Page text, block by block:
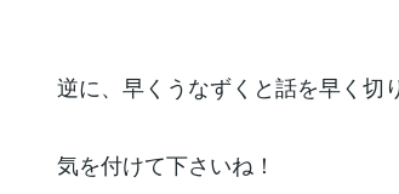
逆に、早くうなずくと話を早く切
気を付けて下さいね！